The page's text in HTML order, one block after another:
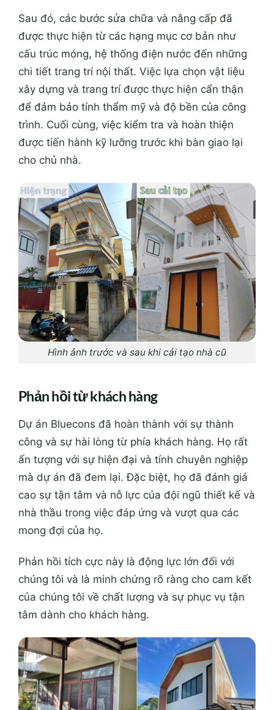
Sau đó, các bước sửa chữa và nâng cấp đã
được thực hiện từ các hạng mục cơ bản như
cấu trúc móng, hệ thống điện nước đến những
chi tiết trang trí nội thất. Việc lựa chọn vật liệu
xây dựng và trang trí được thực hiện cẩn thận
để đảm bảo tính thẩm mỹ và độ bền của công
trình. Cuối cùng, việc kiểm tra và hoàn thiện
được tiến hành kỹ lưỡng trước khi bàn giao lại
cho chủ nhà.
Hình ảnh trước và sau khi cải tạo nhà cũ
Phản hồi từ khách hàng
Dự án Bluecons đã hoàn thành với sự thành
công và sự hài lòng từ phía khách hàng. Họ rất
ấn tượng với sự hiện đại và tính chuyên nghiệp
mà dự án đã đem lại. Đặc biệt, họ đã đánh giá
cao sự tận tâm và nỗ lực của đội ngũ thiết kế và
nhà thầu trong việc đáp ứng và vượt qua các
mong đợi của họ.
Phản hồi tích cực này là động lực lớn đối với
chúng tôi và là minh chứng rõ ràng cho cam kết
của chúng tôi về chất lượng và sự phục vụ tận
tâm dành cho khách hàng.